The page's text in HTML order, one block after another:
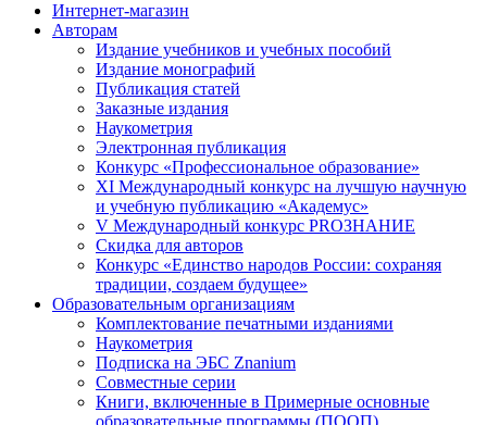
Интернет-магазин
Авторам
Издание учебников и учебных пособий
Издание монографий
Публикация статей
Заказные издания
Наукометрия
Электронная публикация
Конкурс «Профессиональное образование»
XI Международный конкурс на лучшую научную
и учебную публикацию «Академус»
V Международный конкурс PROЗНАНИЕ
Скидка для авторов
Конкурс «Единство народов России: сохраняя
традиции, создаем будущее»
Образовательным организациям
Комплектование печатными изданиями
Наукометрия
Подписка на ЭБС Znanium
Совместные серии
Книги, включенные в Примерные основные
образовательные программы (ПООП)